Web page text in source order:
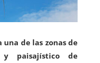
de las zonas de
y paisajístico de